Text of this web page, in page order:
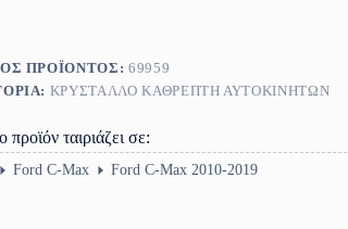
ΠΡΟΪΌΝΤΟΣ: 69959
ΚΡΎΣΤΑΛΛΟ ΚΑΘΡΈΠΤΗ ΑΥΤΟΚΙΝΗΤΩΝ
προϊόν ταιριάζει σε:
Ford C-Max Ford C-Max 2010-2019